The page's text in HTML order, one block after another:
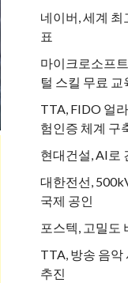
네이버, 세계
표
마이크로소프
털 스킬 무료 교
TTA, FIDO 얼
험인증 체계 구
현대건설, AI로
대한전선,
국제 공인
포스텍, 고밀도
TTA, 방송 음
추진